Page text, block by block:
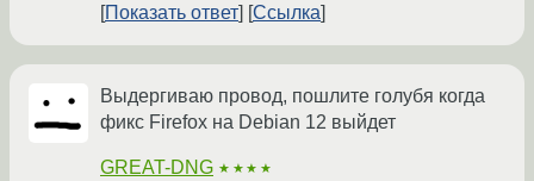
Показать ответ
Ссылка
Выдергиваю провод, пошлите голубя когда
фикс Firefox на Debian 12 выйдет
GREAT-DNG ★★★★